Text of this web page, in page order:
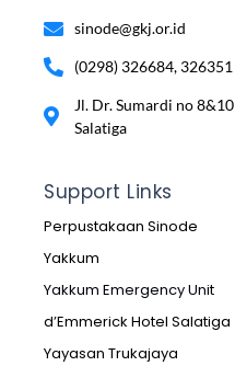
sinode@gkj.or.id
(0298) 326684, 326351
Jl. Dr. Sumardi no 8&10
Salatiga
Support Links
Perpustakaan Sinode
Yakkum
Yakkum Emergency Unit
d’Emmerick Hotel Salatiga
Yayasan Trukajaya